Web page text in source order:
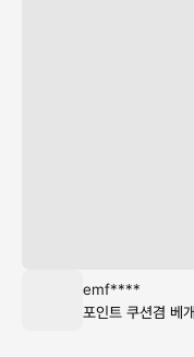
emf****